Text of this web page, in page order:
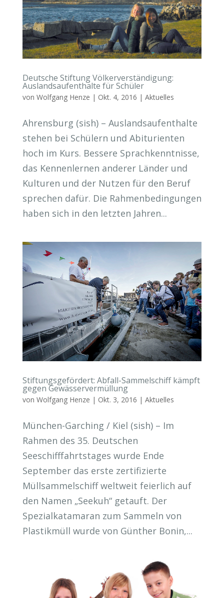
Deutsche Stiftung Völkerverständigung:
Auslandsaufenthalte für Schüler
von Wolfgang Henze | Okt. 4, 2016 | Aktuelles
Ahrensburg (sish) – Auslandsaufenthalte
stehen bei Schülern und Abiturienten
hoch im Kurs. Bessere Sprachkenntnisse,
das Kennenlernen anderer Länder und
Kulturen und der Nutzen für den Beruf
sprechen dafür. Die Rahmenbedingungen
haben sich in den letzten Jahren...
Stiftungsgefördert: Abfall-Sammelschiff kämpft
gegen Gewässervermüllung
von Wolfgang Henze | Okt. 3, 2016 | Aktuelles
München-Garching / Kiel (sish) – Im
Rahmen des 35. Deutschen
Seeschifffahrtstages wurde Ende
September das erste zertifizierte
Müllsammelschiff weltweit feierlich auf
den Namen „Seekuh“ getauft. Der
Spezialkatamaran zum Sammeln von
Plastikmüll wurde von Günther Bonin,...